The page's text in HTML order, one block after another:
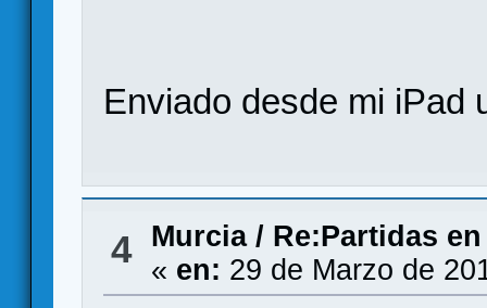
Enviado desde mi iPad
4 Murcia/ Re:Partidas
« en: 29 de Marzo de